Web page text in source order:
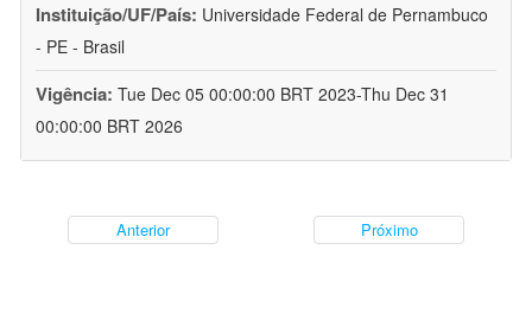
Instituição/UF/País: Universidade Federal de Pernambuco
- PE - Brasil
Vigência: Tue Dec 05 00:00:00 BRT 2023-Thu Dec 31
00:00:00 BRT 2026
Anterior Próximo